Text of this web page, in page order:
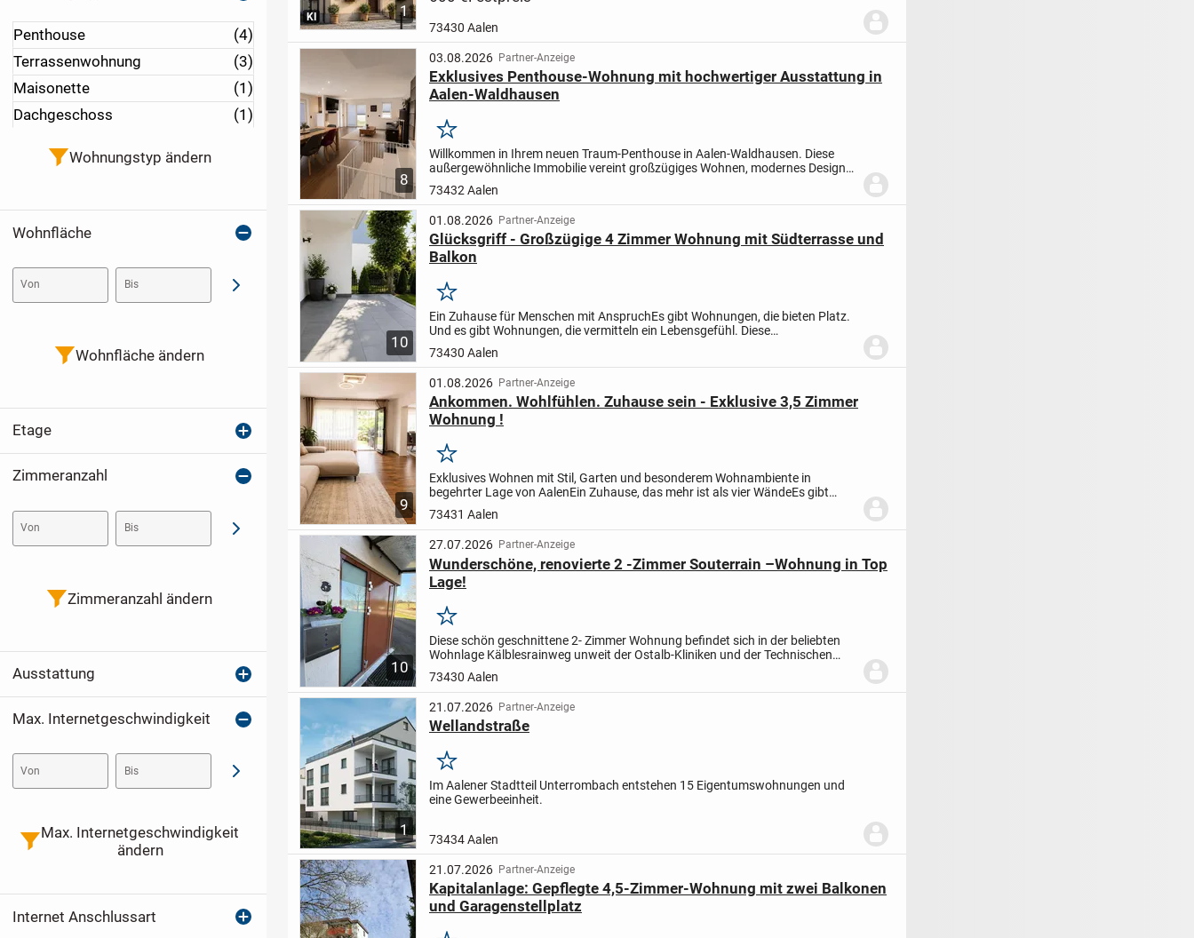
1
KI
73430 Aalen
8
03.08.2026 Partner-Anzeige
Exklusives Penthouse-Wohnung mit hochwertiger Ausstattung in
Aalen-Waldhausen
Merken
Willkommen in Ihrem neuen Traum-Penthouse in Aalen-Waldhausen. Diese
außergewöhnliche Immobilie vereint großzügiges Wohnen, modernes Design
und höchsten Wohnkomfort auf einer Wohnfläche von ca. 158...
73432 Aalen
10
01.08.2026 Partner-Anzeige
Glücksgriff - Großzügige 4 Zimmer Wohnung mit Südterrasse und
Balkon
Merken
Ein Zuhause für Menschen mit AnspruchEs gibt Wohnungen, die bieten Platz.
Und es gibt Wohnungen, die vermitteln ein Lebensgefühl. Diese
außergewöhnliche 4-Zimmer-Eigentumswohnung im begehrten...
73430 Aalen
9
01.08.2026 Partner-Anzeige
Ankommen. Wohlfühlen. Zuhause sein - Exklusive 3,5 Zimmer
Wohnung !
Merken
Exklusives Wohnen mit Stil, Garten und besonderem Wohnambiente in
begehrter Lage von AalenEin Zuhause, das mehr ist als vier WändeEs gibt
Immobilien, die man besichtigt. Und es gibt Immobilien, die...
73431 Aalen
10
27.07.2026 Partner-Anzeige
Wunderschöne, renovierte 2 -Zimmer Souterrain –Wohnung in Top
Lage!
Merken
Diese schön geschnittene 2- Zimmer Wohnung befindet sich in der beliebten
Wohnlage Kälblesrainweg unweit der Ostalb-Kliniken und der Technischen
Schule. Genießen Sie die perfekte Mischung aus...
73430 Aalen
1
21.07.2026 Partner-Anzeige
Wellandstraße
Merken
Im Aalener Stadtteil Unterrombach entstehen 15 Eigentumswohnungen und
eine Gewerbeeinheit.
73434 Aalen
21.07.2026 Partner-Anzeige
Kapitalanlage: Gepflegte 4,5-Zimmer-Wohnung mit zwei Balkonen
und Garagenstellplatz
Penthouse
(4)
Terrassenwohnung
(3)
Maisonette
(1)
Dachgeschoss
(1)
Wohnungstyp ändern
Wohnfläche
Von Bis Abschicken
Wohnfläche ändern
Etage
Zimmeranzahl
Von Bis Abschicken
Zimmeranzahl ändern
Ausstattung
Max. Internetgeschwindigkeit
Von Bis Abschicken
Max. Internetgeschwindigkeit
ändern
Internet Anschlussart